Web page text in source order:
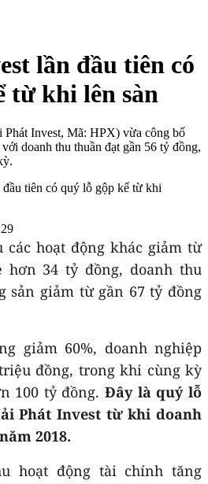
lần đầu tiên có
từ khi lên sàn
Invest, Mã: HPX) vừa công bố
doanh thu thuần đạt gần 56 tỷ đồng,
các hoạt động khác giảm từ
hơn 34 tỷ đồng, doanh thu
sản giảm từ gần 67 tỷ đồng
giảm 60%, doanh nghiệp
đồng, trong khi cùng kỳ
100 tỷ đồng.Đây là quý lỗ
Phát Invest từ khi doanh
2018.
hoạt động tài chính tăng